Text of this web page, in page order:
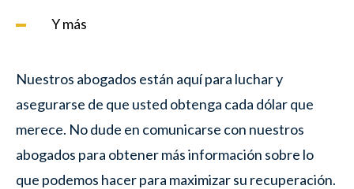
Y más
Nuestros abogados están aquí para luchar y
asegurarse de que usted obtenga cada dólar que
merece. No dude en comunicarse con nuestros
abogados para obtener más información sobre lo
que podemos hacer para maximizar su recuperación.